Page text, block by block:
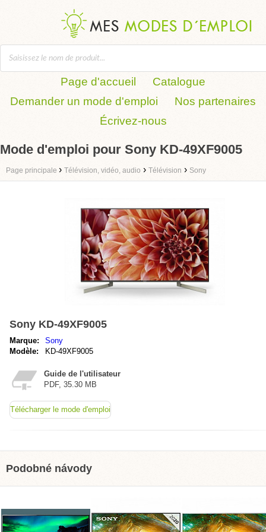
Page d'accueil
Catalogue
Demander un mode d'emploi
Nos partenaires
Écrivez-nous
Mode d'emploi pour Sony KD-49XF9005
Page principale › Télévision, vidéo, audio › Télévision › Sony
Sony KD-49XF9005
Marque:
Sony
Modèle:
KD-49XF9005
Guide de l'utilisateur
PDF, 35.30 MB
Télécharger le mode d'emploi
Podobné návody